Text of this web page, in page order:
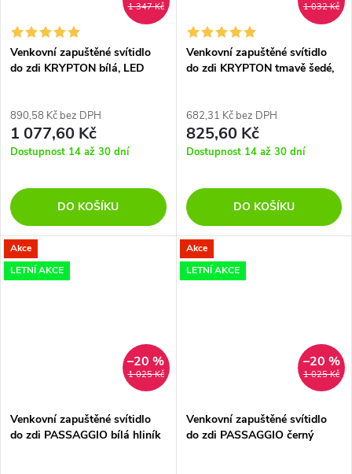
1 347 Kč
Venkovní zapuštěné svítidlo
do zdi KRYPTON bílá, LED
890,58 Kč bez DPH
1 077,60 Kč
Dostupnost 14 až 30 dní
DO KOŠÍKU
1 032 Kč
Venkovní zapuštěné svítidlo
do zdi KRYPTON tmavě šedé,
682,31 Kč bez DPH
825,60 Kč
Dostupnost 14 až 30 dní
DO KOŠÍKU
Akce
LETNÍ AKCE
1 025 Kč
–20 %
Venkovní zapuštěné svítidlo
do zdi PASSAGGIO bílá hliník
Akce
LETNÍ AKCE
1 025 Kč
–20 %
Venkovní zapuštěné svítidlo
do zdi PASSAGGIO černý